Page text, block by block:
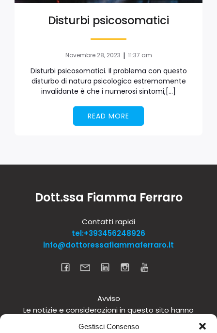
Gestisci Consenso
Disturbi psicosomatici
Novembre 28, 2023 | 11:37 am
Disturbi psicosomatici. Il problema con questo
disturbo di natura psicologica estremamente
invalidante è che i numerosi sintomi,[…]
READ MORE
Dott.ssa Fiamma Ferraro
Contatti rapidi
tel:+393456248926
info@dottoressafiammaferraro.it
Avviso
Le notizie e considerazioni in questo sito hanno
carattere informativo generale e non intendono in